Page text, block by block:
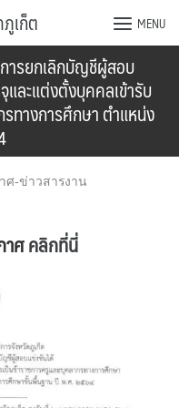
เก็ต MENU
ารยกเลิกบัญชีผู้สอบ
และแต่งตั้งบุคคลเข้ารับ
รทางการศึกษา ตำแหน่ง
ศ-ข่าวสารงาน
าศคลิกที่นี่